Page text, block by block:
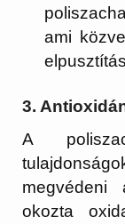
ami
3.
A
okozta